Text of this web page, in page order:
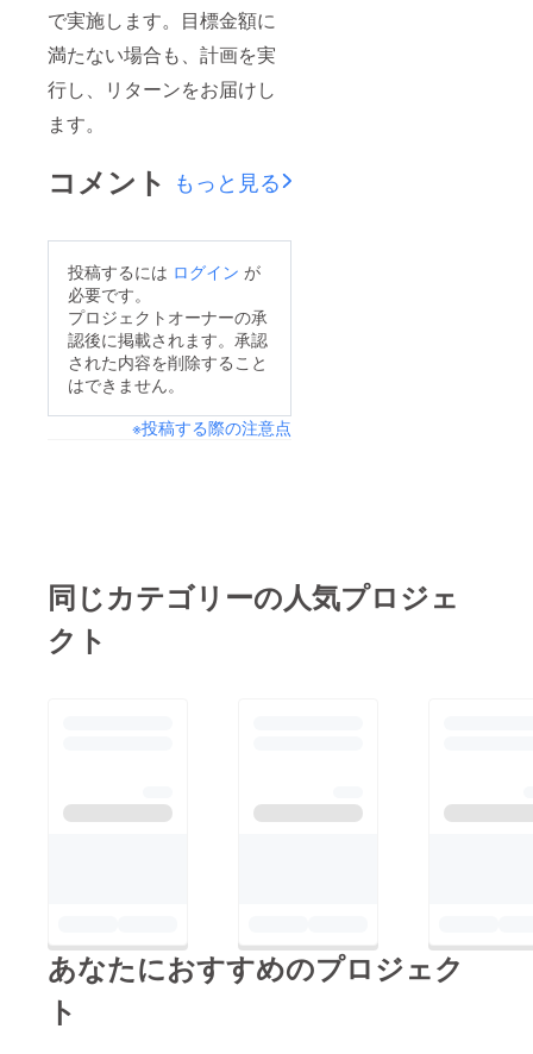
で実施します。目標金額に
満たない場合も、計画を実
行し、リターンをお届けし
ます。
コメント もっと見る
投稿するには ログイン が
必要です。
プロジェクトオーナーの承
認後に掲載されます。承認
された内容を削除すること
はできません。
※投稿する際の注意点
同じカテゴリーの人気プロジェ
クト
あなたにおすすめのプロジェク
ト